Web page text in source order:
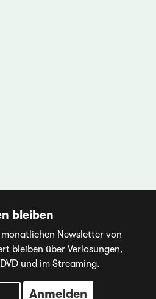
bleiben
Newsletter von
bleiben über Verlosungen,
und im Streaming.